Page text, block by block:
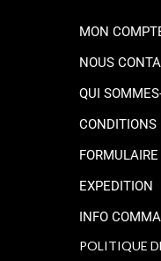
MON
NOUS
QUI
CONDITIONS
EXPEDITION
INFO
POLITIQUE